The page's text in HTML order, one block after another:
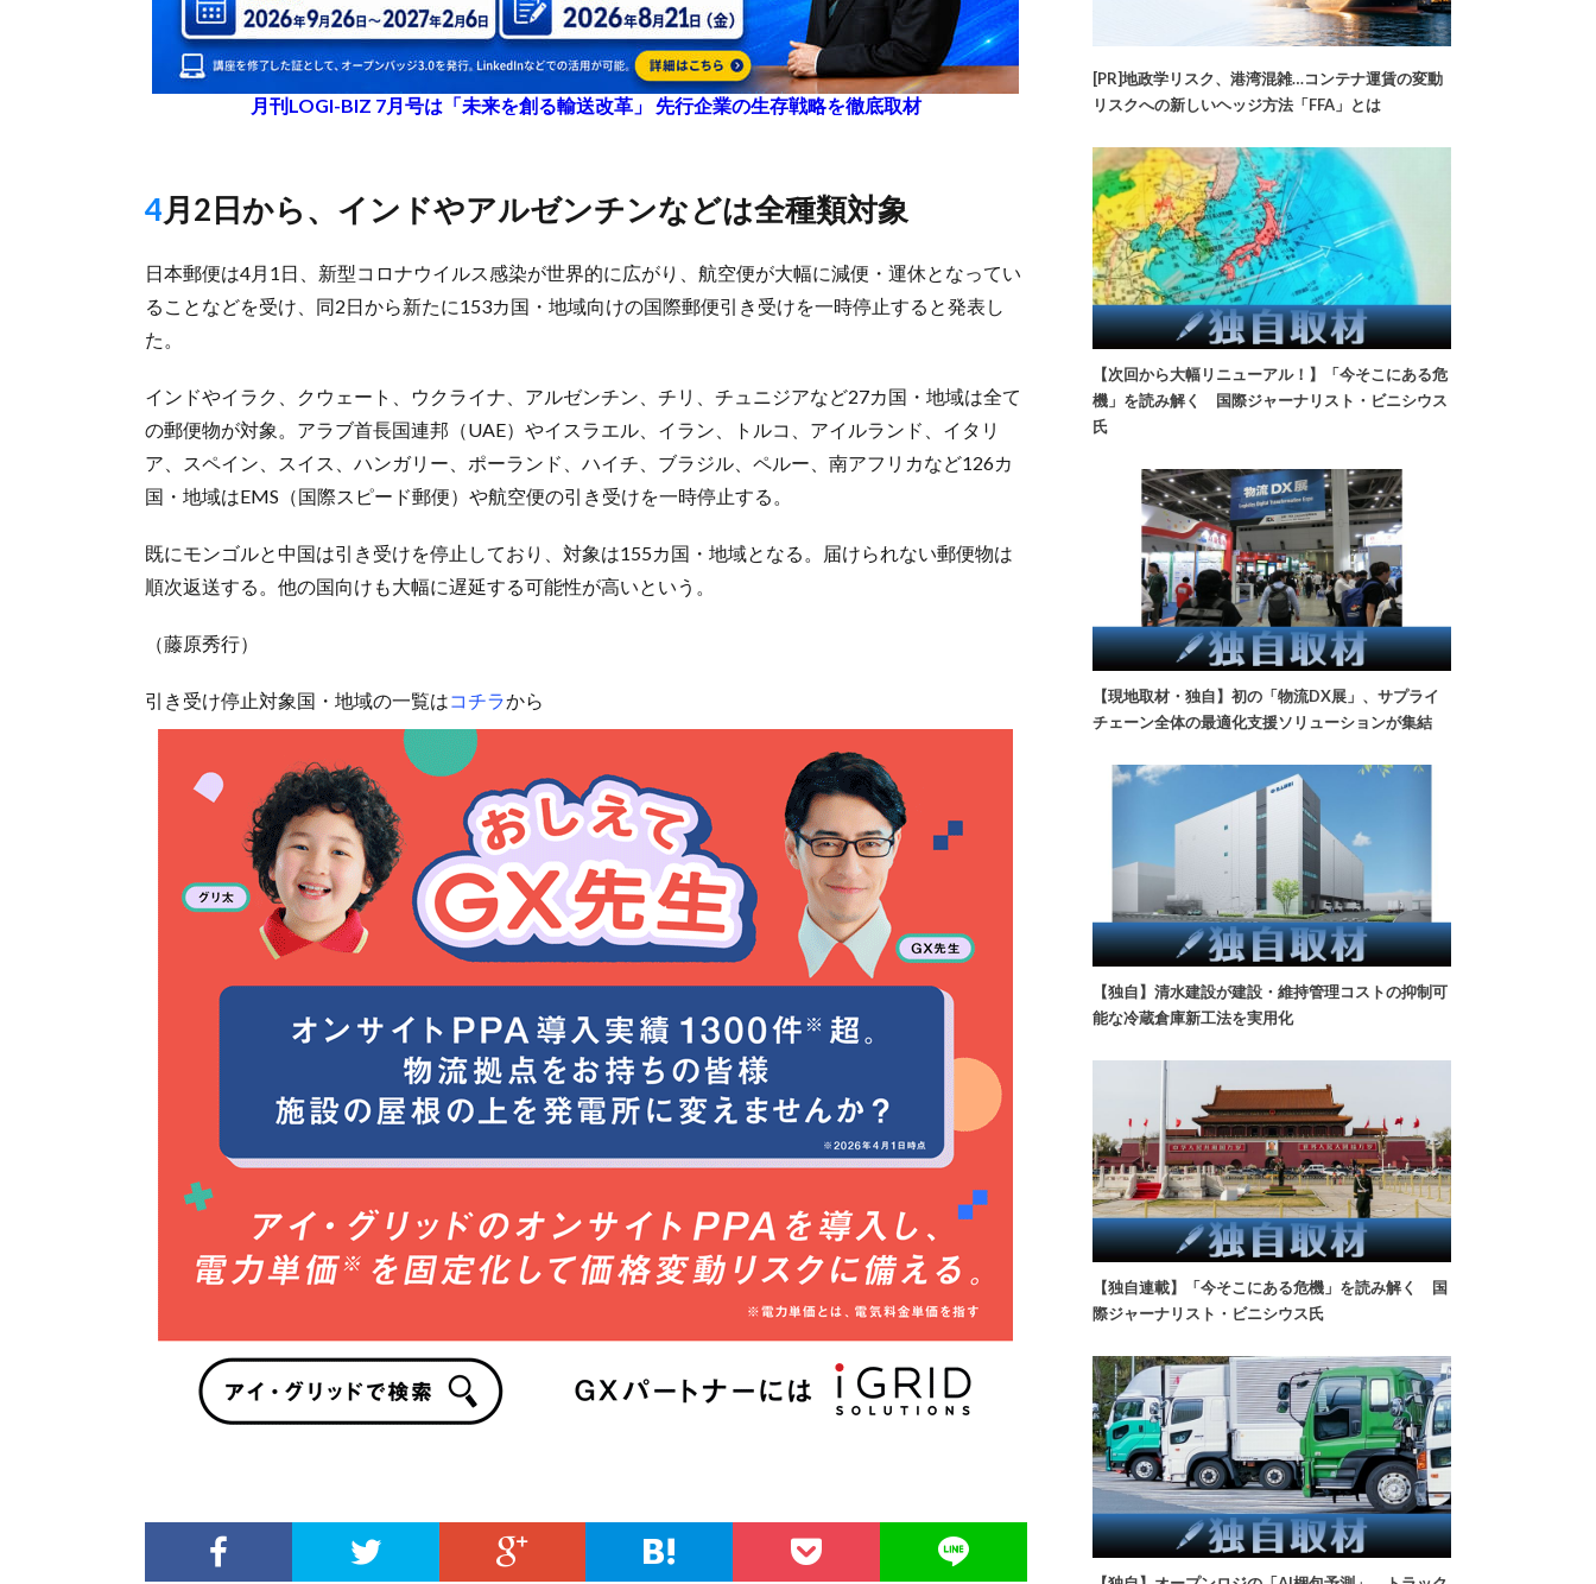
月刊LOGI-BIZ 7月号は「未来を創る輸送改革」 先行企業の生存戦略を徹底取材
4月2日から、インドやアルゼンチンなどは全種類対象
日本郵便は4月1日、新型コロナウイルス感染が世界的に広がり、航空便が大幅に減便・運休となってい
ることなどを受け、同2日から新たに153カ国・地域向けの国際郵便引き受けを一時停止すると発表し
た。
インドやイラク、クウェート、ウクライナ、アルゼンチン、チリ、チュニジアなど27カ国・地域は全て
の郵便物が対象。アラブ首長国連邦（UAE）やイスラエル、イラン、トルコ、アイルランド、イタリ
ア、スペイン、スイス、ハンガリー、ポーランド、ハイチ、ブラジル、ペルー、南アフリカなど126カ
国・地域はEMS（国際スピード郵便）や航空便の引き受けを一時停止する。
既にモンゴルと中国は引き受けを停止しており、対象は155カ国・地域となる。届けられない郵便物は
順次返送する。他の国向けも大幅に遅延する可能性が高いという。
（藤原秀行）
引き受け停止対象国・地域の一覧はコチラから
[PR]地政学リスク、港湾混雑…コンテナ運賃の変動
リスクへの新しいヘッジ方法「FFA」とは
【次回から大幅リニューアル！】「今そこにある危
機」を読み解く 国際ジャーナリスト・ビニシウス
氏
【現地取材・独自】初の「物流DX展」、サプライ
チェーン全体の最適化支援ソリューションが集結
【独自】清水建設が建設・維持管理コストの抑制可
能な冷蔵倉庫新工法を実用化
【独自連載】「今そこにある危機」を読み解く 国
際ジャーナリスト・ビニシウス氏